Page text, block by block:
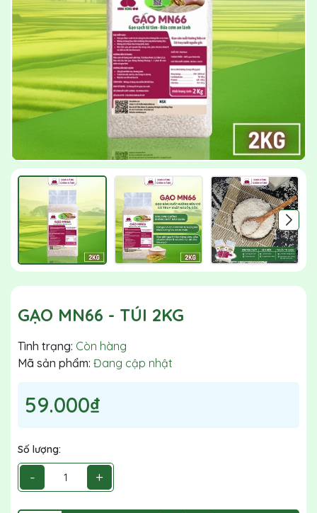
GẠO MN66 - TÚI 2KG
Tình trạng: Còn hàng
Mã sản phẩm: Đang cập nhật
59.000₫
Số lượng:
- +